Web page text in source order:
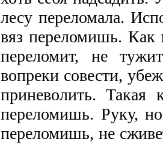
лесу переломала.
вяз переломишь. Как
переломит, не
вопреки совести,
приневолить. Такая
переломишь. Руку,
переломишь, не